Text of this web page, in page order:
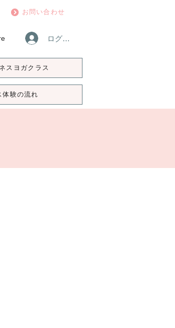
お問い合わせ
ログイン
スヨガクラス
体験の流れ